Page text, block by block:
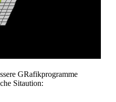
GRafikprogramme
Sitaution: